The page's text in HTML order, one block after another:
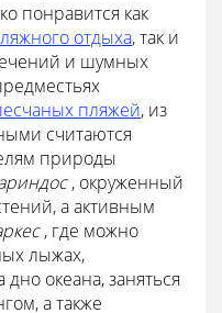
понравится как
отдыха, так и
и шумных
пляжей, из
считаются
природы
, окруженный
а активным
, где можно
лыжах,
дно океана, заняться
а также